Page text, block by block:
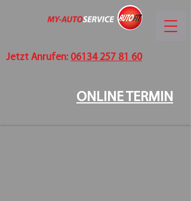
ONLINE TERMIN
Jetzt Anrufen: 06134 257 81 60